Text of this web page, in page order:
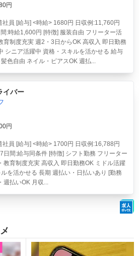
円
社員 [給与] <時給> 1680円 日収例:11,760円
:時給1,600円 [特徴] 服装自由 フリーター活
育制度充実 週2・3日からOK 高収入 即日勤務
シニア活躍中 資格・スキルを活かせる 給与
色自由 ネイル・ピアスOK 週払...
イバー
円
社員 [給与] <時給> 1700円 日収例:16,788円
間:給与同条件 [特徴] シフト勤務 フリーター
教育制度充実 高収入 即日勤務OK ミドル活躍
を活かせる 長期 週払い・日払いあり [勤務
週払いOK 月収...